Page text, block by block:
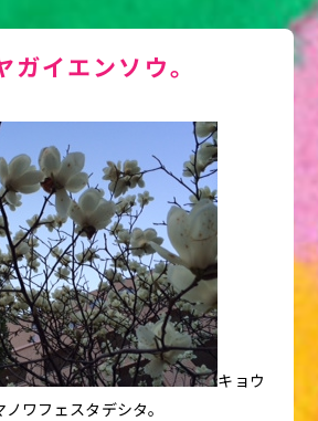
イエンソウ。
キョウ
ワフェスタデシタ。